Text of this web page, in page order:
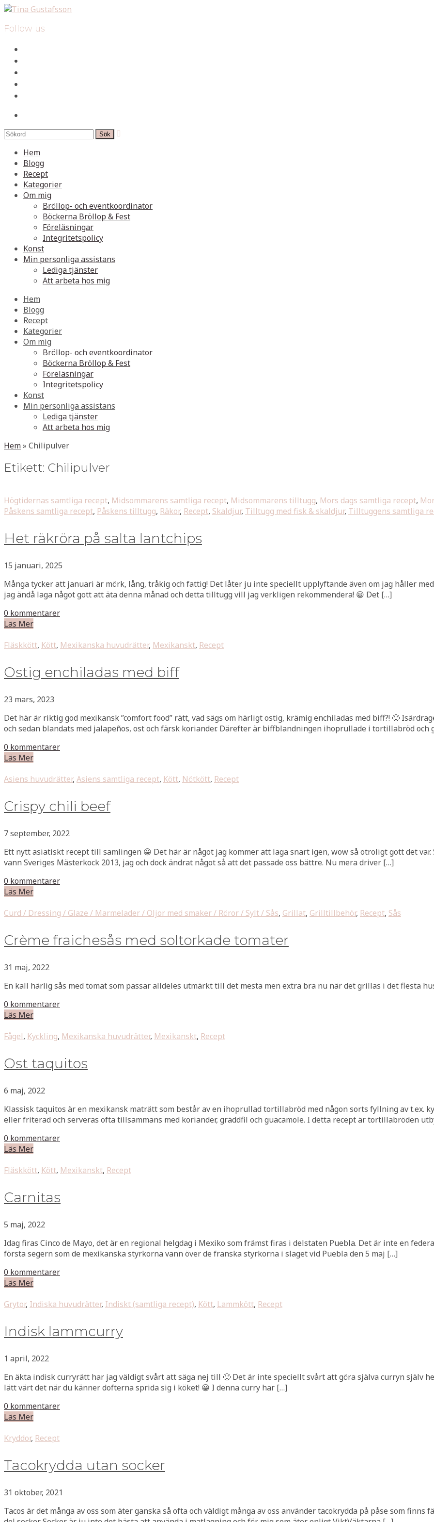
Follow us

Hem
Blogg
Recept
Kategorier
Om mig
Bröllop- och eventkoordinator
Böckerna Bröllop & Fest
Föreläsningar
Integritetspolicy
Konst
Min personliga assistans
Lediga tjänster
Att arbeta hos mig
Hem
Blogg
Recept
Kategorier
Om mig
Bröllop- och eventkoordinator
Böckerna Bröllop & Fest
Föreläsningar
Integritetspolicy
Konst
Min personliga assistans
Lediga tjänster
Att arbeta hos mig
Hem» Chilipulver
Etikett: Chilipulver
Högtidernas samtliga recept, Midsommarens samtliga recept, Midsommarens tilltugg, Mors dags samtliga recept,
Påskens samtliga recept, Påskens tilltugg, Räkor, Recept, Skaldjur, Tilltugg med fisk & skaldjur, Tilltuggens samtliga
Het räkröra på salta lantchips
15 januari, 2025
Många tycker att januari är mörk, lång, tråkig och fattig! Det låter ju inte speciellt upplyftande även om jag håller
jag ändå laga något gott att äta denna månad och detta tilltugg vill jag verkligen rekommendera! 😀 Det […]
0 kommentarer
Läs Mer
Fläskkött, Kött, Mexikanska huvudrätter, Mexikanskt, Recept
Ostig enchiladas med biff
23 mars, 2023
Det här är riktig god mexikansk ”comfort food” rätt, vad sägs om härligt ostig, krämig enchiladas med biff?! 🙂
och sedan blandats med jalapeños, ost och färsk koriander. Därefter är biffblandningen ihoprullade i tortillabröd och
0 kommentarer
Läs Mer
Asiens huvudrätter, Asiens samtliga recept, Kött, Nötkött, Recept
Crispy chili beef
7 september, 2022
Ett nytt asiatiskt recept till samlingen 😀 Det här är något jag kommer att laga snart igen, wow så otroligt gott det
vann Sveriges Mästerkock 2013, jag och dock ändrat något så att det passade oss bättre. Nu mera driver […]
0 kommentarer
Läs Mer
Curd / Dressing / Glaze / Marmelader / Oljor med smaker / Röror / Sylt / Sås, Grillat, Grilltillbehör, Recept, Sås
Crème fraichesås med soltorkade tomater
31 maj, 2022
En kall härlig sås med tomat som passar alldeles utmärkt till det mesta men extra bra nu när det grillas i det flesta
0 kommentarer
Läs Mer
Fågel, Kyckling, Mexikanska huvudrätter, Mexikanskt, Recept
Ost taquitos
6 maj, 2022
Klassisk taquitos är en mexikansk maträtt som består av en ihoprullad tortillabröd med någon sorts fyllning av t.ex.
eller friterad och serveras ofta tillsammans med koriander, gräddfil och guacamole. I detta recept är tortillabröden
0 kommentarer
Läs Mer
Fläskkött, Kött, Mexikanskt, Recept
Carnitas
5 maj, 2022
Idag firas Cinco de Mayo, det är en regional helgdag i Mexiko som främst firas i delstaten Puebla. Det är inte en
första segern som de mexikanska styrkorna vann över de franska styrkorna i slaget vid Puebla den 5 maj […]
0 kommentarer
Läs Mer
Grytor, Indiska huvudrätter, Indiskt (samtliga recept), Kött, Lammkött, Recept
Indisk lammcurry
1 april, 2022
En äkta indisk curryrätt har jag väldigt svårt att säga nej till 🙂 Det är inte speciellt svårt att göra själva curryn själv
lätt värt det när du känner dofterna sprida sig i köket! 😀 I denna curry har […]
0 kommentarer
Läs Mer
Kryddor, Recept
Tacokrydda utan socker
31 oktober, 2021
Tacos är det många av oss som äter ganska så ofta och väldigt många av oss använder tacokrydda på påse som